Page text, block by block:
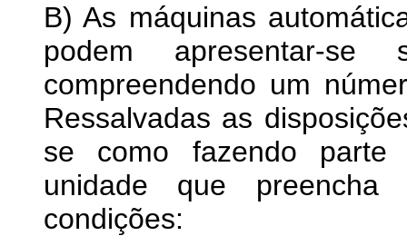
B) As máquinas
podem apresentar-
compreendendo um
Ressalvadas as
se como fazendo parte
unidade que preencha
condições: